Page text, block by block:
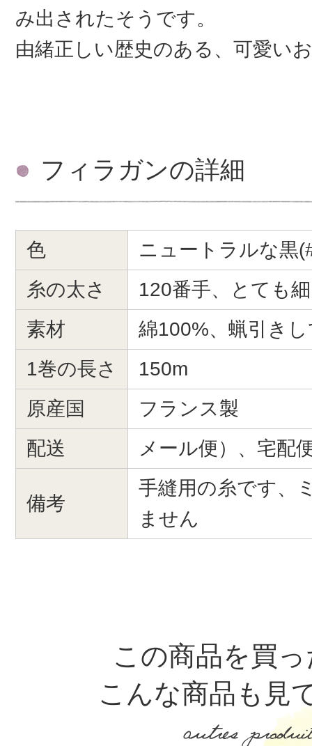
み出されたそうです。
由緒正しい歴史のある、可愛い
フィラガンの詳細
色
ニュートラルな黒
糸の太さ
120番手、とても
素材
綿100%、蝋引き
1巻の長さ
150m
原産国
フランス製
配送
メール便）、宅配
備考
手縫用の糸です、
ません
この商品を買
こんな商品も見